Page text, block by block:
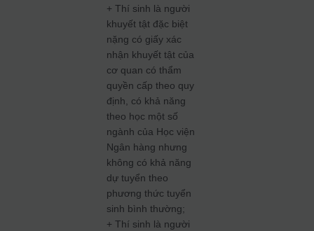
+ Thí sinh là người
khuyết tật đặc biệt
nặng có giấy xác
nhận khuyết tật của
cơ quan có thẩm
quyền cấp theo quy
định, có khả năng
theo học một số
ngành của Học viện
Ngân hàng nhưng
không có khả năng
dự tuyển theo
phương thức tuyển
sinh bình thường;
+ Thí sinh là người